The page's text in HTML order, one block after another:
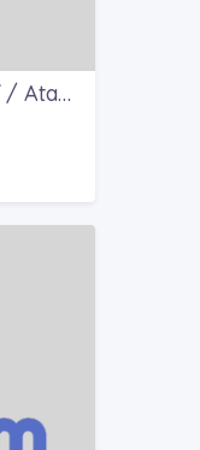
Ատամնաբուժարան 24 ժամ / Atamnabujaran 24 jam